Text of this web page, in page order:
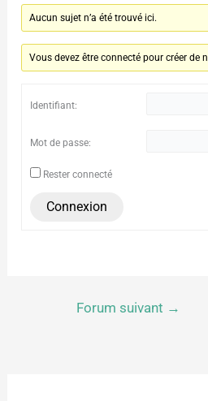
Aucun sujet n’a été trouvé ici.
Vous devez être connecté pour créer de
Identifiant:
Mot de passe:
Rester connecté
Connexion
Forum suivant →